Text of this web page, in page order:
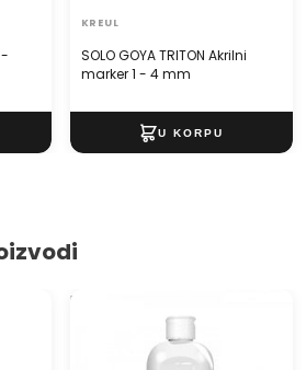
-
SOLO GOYA TRITON Akrilni
marker 1 - 4 mm
KREUL
Profesionalni tečni medij
Pouring Medium ARTMIE 500